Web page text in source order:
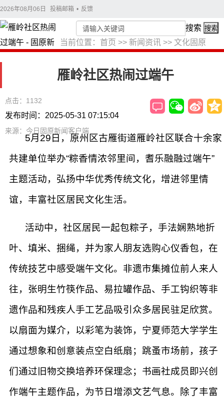
2026年08月06日 投稿邮箱 • 反馈
当前位置： 首页 >> 新闻资讯 >> 文化固原
搜索 搜索
雁岭社区热闹过端午
点击：1132
发布时间：2025-05-31 07:15:04
来源：今日固原新闻客户端
​5月29日，原州区古雁街道雁岭社区联合十余家
共建单位举办“粽香情浓邻里间，耆乐融融过端午”
主题活动，弘扬中华优秀传统文化，增进邻里情
谊，丰富社区居民文化生活。
活动中，社区居民一起包粽子，手法娴熟地折
叶、填米、捆绳，并为家人朋友选购心仪香包，在
传统技艺中感受端午文化。非遗市集摊位前人来人
往，张明生竹筷作品、易拉罐作品、手工钩织等非
遗作品和残疾人手工艺品吸引众多居民驻足欣赏。
以扇面为媒介，以彩笔为装饰，宁夏师范大学学生
通过想象和创意装点空白纸扇；跳蚤市场前，孩子
们通过旧物交换培养环保理念；书画社成员即兴创
作端午主题作品，为节日增添文艺气息。除了丰富